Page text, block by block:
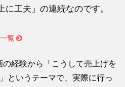
に工夫」の連続なのです。
一覧
経験から「こうして売上げを
というテーマで、実際に行っ